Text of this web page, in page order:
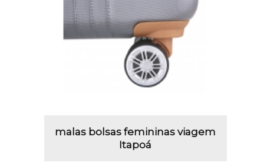
malas bolsas femininas viagem
Itapoá